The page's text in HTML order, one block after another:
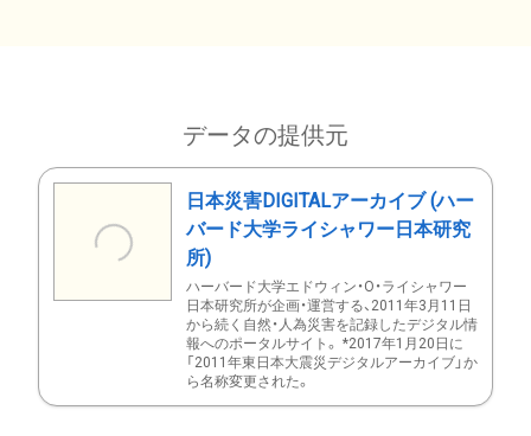
データの提供元
日本災害DIGITALアーカイブ (ハー
バード大学ライシャワー日本研究
所)
ハーバード大学エドウィン・O・ライシャワー
日本研究所が企画・運営する、2011年3月11日
から続く自然・人為災害を記録したデジタル情
報へのポータルサイト。 *2017年1月20日に
「2011年東日本大震災デジタルアーカイブ」か
ら名称変更された。